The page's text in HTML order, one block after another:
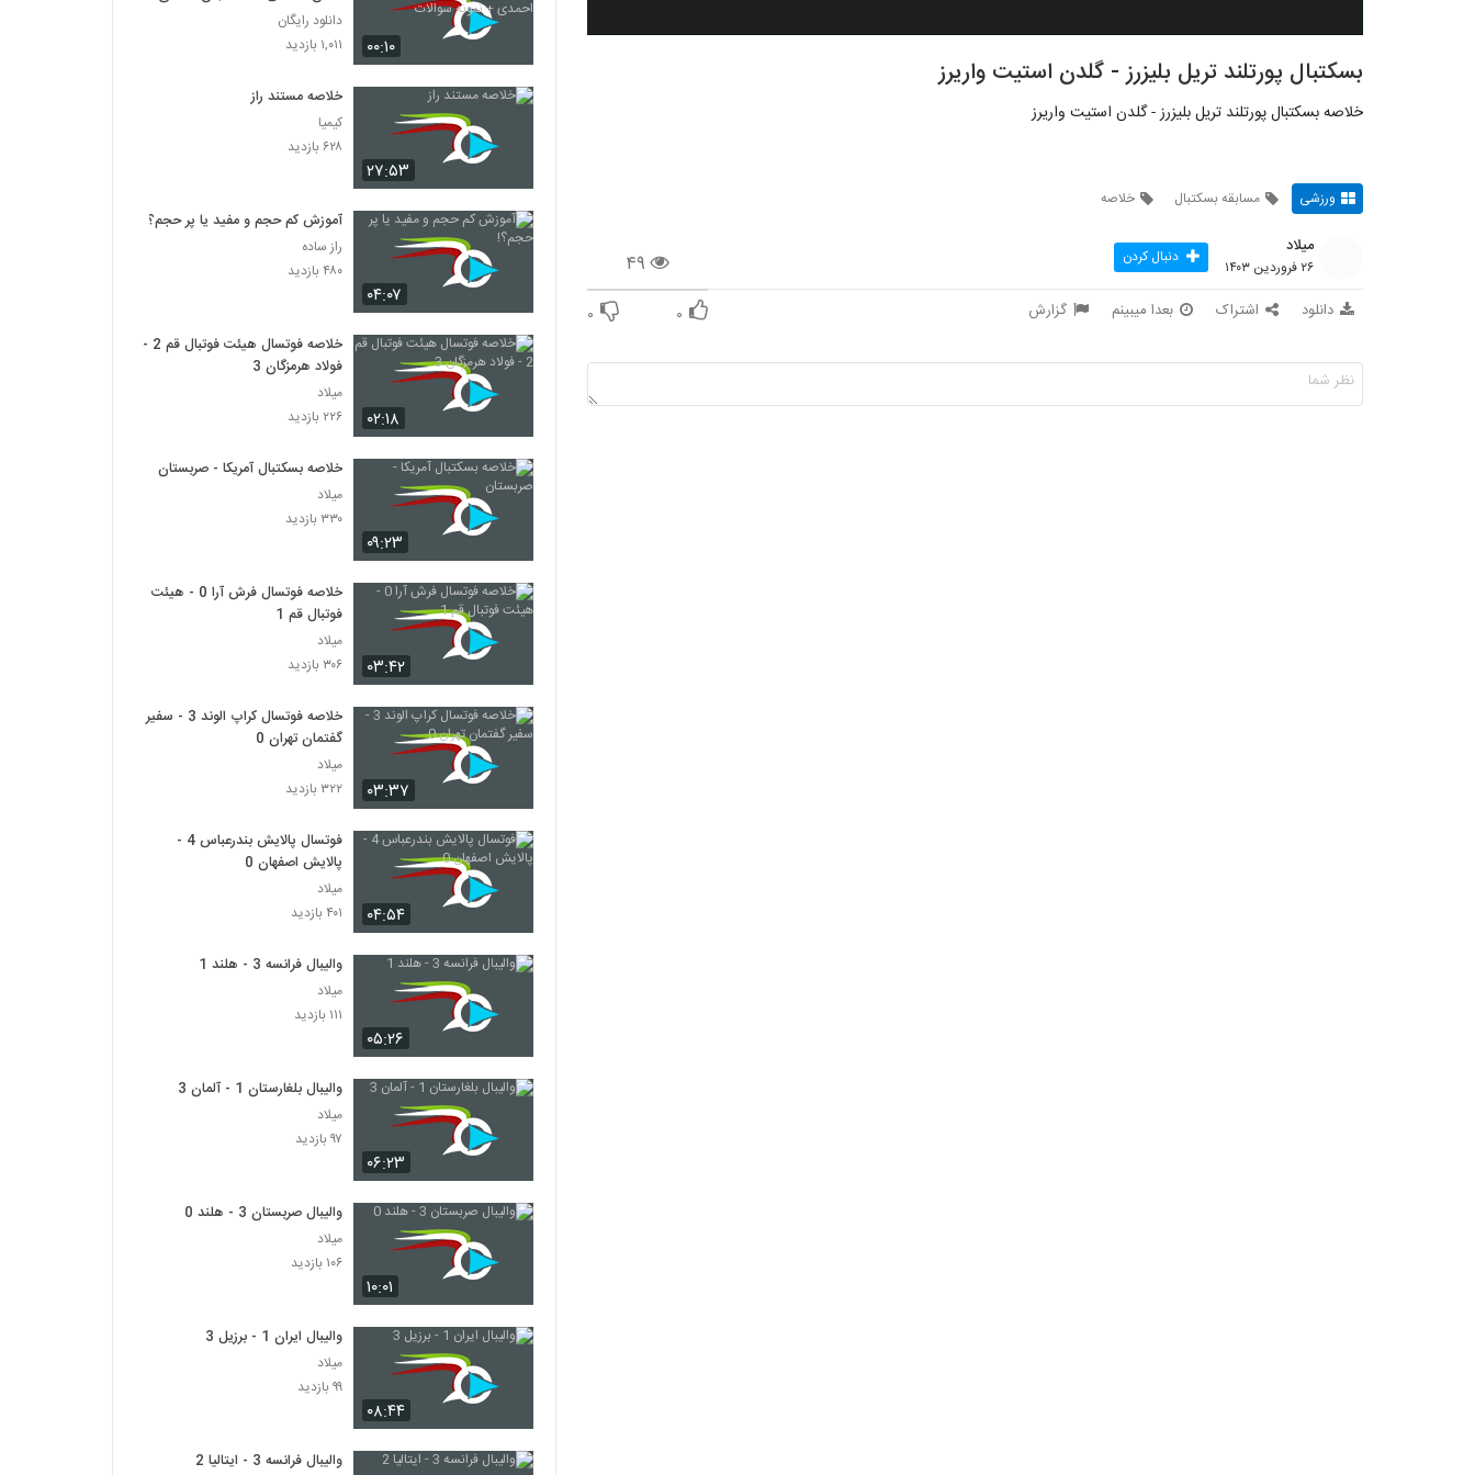
بسکتبال پورتلند تریل بلیزرز - گلدن استیت واریرز
خلاصه بسکتبال پورتلند تریل بلیزرز - گلدن استیت واریرز
ورزشی مسابقه بسکتبال خلاصه
۴۹
میلاد
۲۶ فروردین ۱۴۰۳ دنبال کردن
دانلود اشتراک بعدا میبینم گزارش ۰ ۰
۰۰:۱۰
نمونه سوالات
دانلود رایگان
۱,۰۱۱ بازدید
۲۷:۵۳
خلاصه مستند راز
کیمیا
۶۲۸ بازدید
۰۴:۰۷
آموزش کم حجم و مفید یا پر حجم؟!
راز ساده
۴۸۰ بازدید
۰۲:۱۸
خلاصه فوتسال هیئت فوتبال قم 2 -
فولاد هرمزگان 3
میلاد
۲۲۶ بازدید
۰۹:۲۳
خلاصه بسکتبال آمریکا - صربستان
میلاد
۳۳۰ بازدید
۰۳:۴۲
خلاصه فوتسال فرش آرا 0 - هیئت
فوتبال قم 1
میلاد
۳۰۶ بازدید
۰۳:۳۷
خلاصه فوتسال کراپ الوند 3 - سفیر
گفتمان تهران 0
میلاد
۳۲۲ بازدید
۰۴:۵۴
فوتسال پالایش بندرعباس 4 -
پالایش اصفهان 0
میلاد
۴۰۱ بازدید
۰۵:۲۶
والیبال فرانسه 3 - هلند 1
میلاد
۱۱۱ بازدید
۰۶:۲۳
والیبال بلغارستان 1 - آلمان 3
میلاد
۹۷ بازدید
۱۰:۰۱
والیبال صربستان 3 - هلند 0
میلاد
۱۰۶ بازدید
۰۸:۴۴
والیبال ایران 1 - برزیل 3
میلاد
۹۹ بازدید
والیبال فرانسه 3 - ایتالیا 2